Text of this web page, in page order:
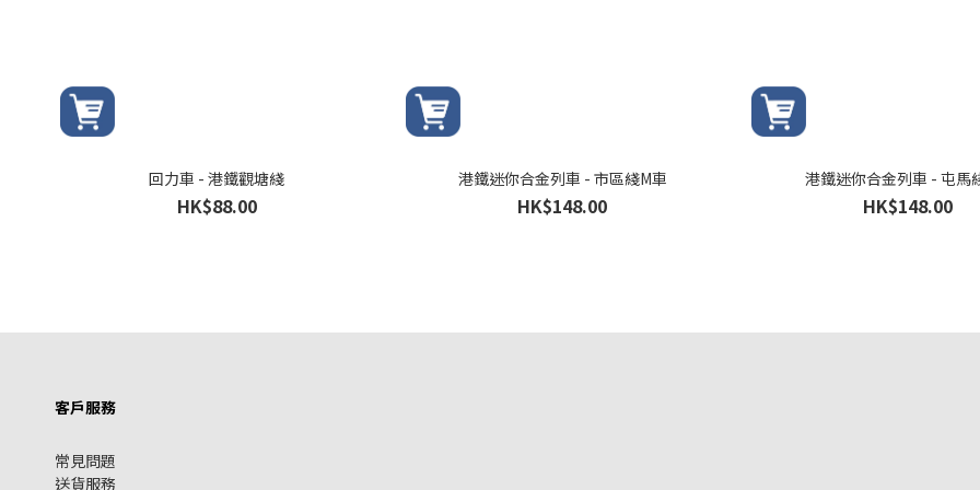
回力車 - 港鐵觀塘綫
HK$88.00
港鐵迷你合金列車 - 市區綫M車
HK$148.00
港鐵迷你合金列車 - 屯馬
HK$148.00
客戶服務
常見問題
送貨服務